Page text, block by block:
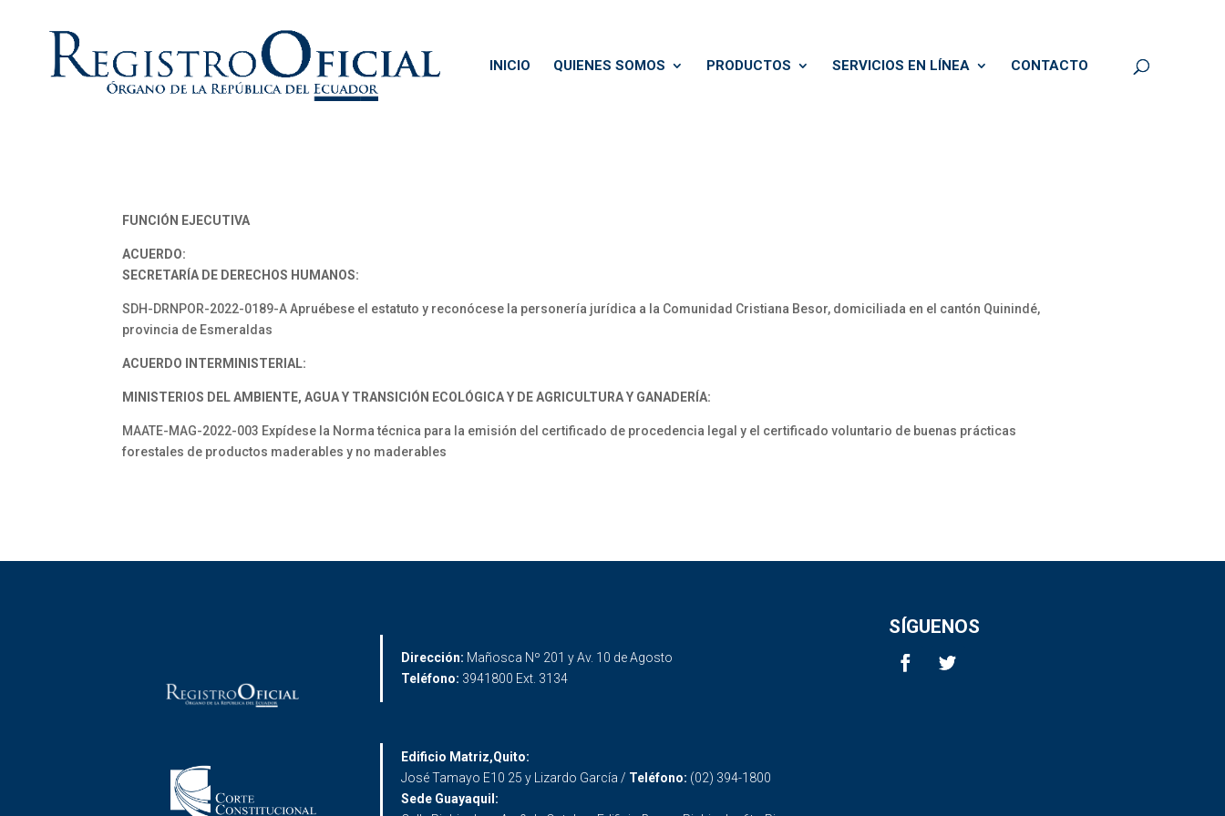
INICIO QUIENES SOMOS PRODUCTOS SERVICIOS EN LÍNEA CONTACTO
FUNCIÓN EJECUTIVA
ACUERDO:
SECRETARÍA DE DERECHOS HUMANOS:
SDH-DRNPOR-2022-0189-A Apruébese el estatuto y reconócese la personería jurídica a la Comunidad Cristiana Besor, domiciliada en el cantón Quinindé,
provincia de Esmeraldas
ACUERDO INTERMINISTERIAL:
MINISTERIOS DEL AMBIENTE, AGUA Y TRANSICIÓN ECOLÓGICA Y DE AGRICULTURA Y GANADERÍA:
MAATE-MAG-2022-003 Expídese la Norma técnica para la emisión del certificado de procedencia legal y el certificado voluntario de buenas prácticas
forestales de productos maderables y no maderables
Dirección: Mañosca Nº 201 y Av. 10 de Agosto
Teléfono: 3941800 Ext. 3134
SÍGUENOS
Edificio Matriz,Quito:
José Tamayo E10 25 y Lizardo García / Teléfono: (02) 394-1800
Sede Guayaquil: